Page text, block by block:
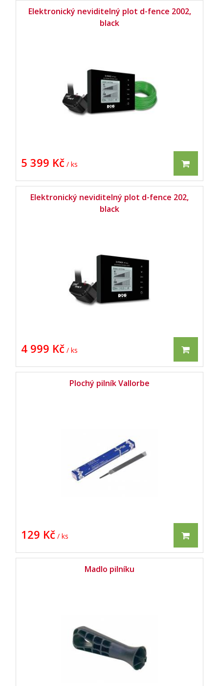
Elektronický neviditelný plot d-fence 2002,
black
5 399 Kč / ks
Elektronický neviditelný plot d-fence 202,
black
4 999 Kč / ks
Plochý pilník Vallorbe
129 Kč / ks
Madlo pilníku